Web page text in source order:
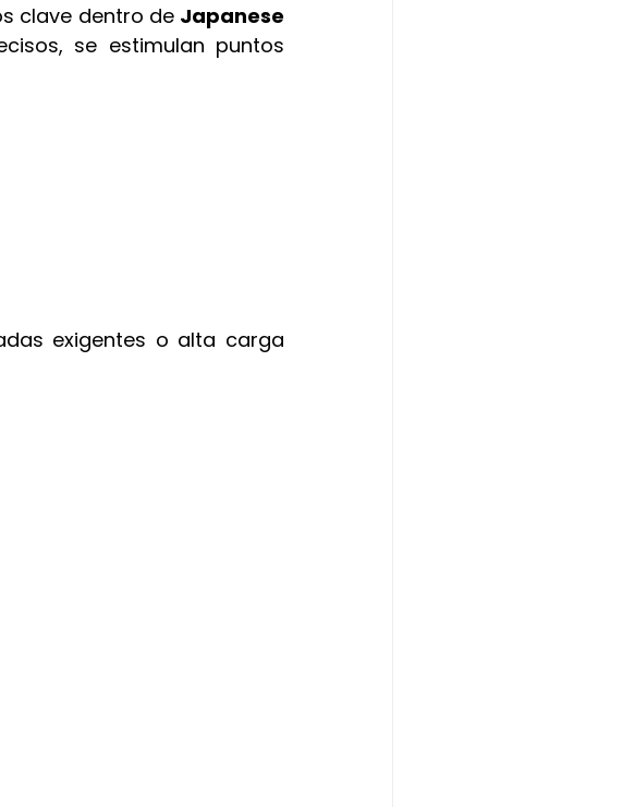
clave dentro de Japanese
se estimulan puntos
exigentes o alta carga